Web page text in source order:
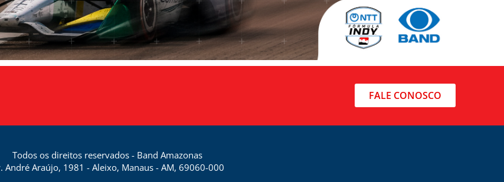
FALE CONOSCO
Todos os direitos reservados - Band Amazonas
André Araújo, 1981 - Aleixo, Manaus - AM, 69060-000